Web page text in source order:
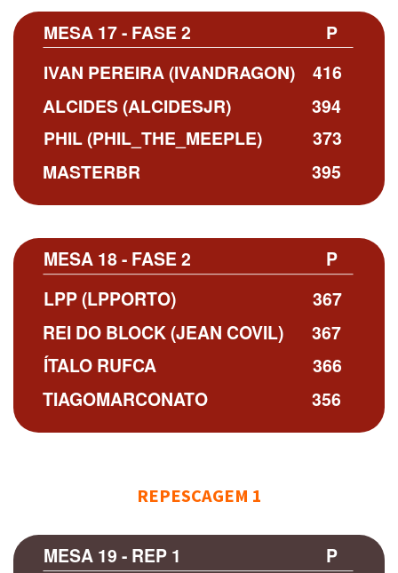
P
MESA 17 - FASE 2
416
394
IVAN PEREIRA (IVANDRAGON)
ALCIDES (ALCIDESJR)
373
395
PHIL (PHIL_THE_MEEPLE)
MASTERBR
P
MESA 18 - FASE 2
367
367
LPP (LPPORTO)
REI DO BLOCK (JEAN COVIL)
366
356
ÍTALO RUFCA
TIAGOMARCONATO
REPESCAGEM 1
P
MESA 19 - REP 1